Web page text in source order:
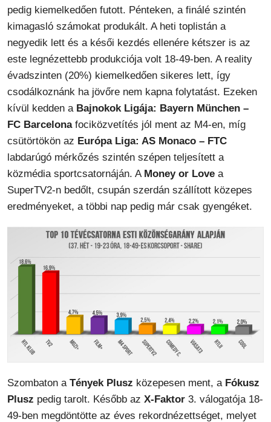
pedig kiemelkedően futott. Pénteken, a finálé szintén
kimagasló számokat produkált. A heti toplistán a
negyedik lett és a késői kezdés ellenére kétszer is az
este legnézettebb produkciója volt 18-49-ben. A reality
évadszinten (20%) kiemelkedően sikeres lett, így
csodálkoznánk ha jövőre nem kapna folytatást. Ezeken
kívül kedden a Bajnokok Ligája: Bayern München –
FC Barcelona fociközvetítés jól ment az M4-en, míg
csütörtökön az Európa Liga: AS Monaco – FTC
labdarúgó mérkőzés szintén szépen teljesített a
közmédia sportcsatornáján. A Money or Love a
SuperTV2-n bedőlt, csupán szerdán szállított közepes
eredményeket, a többi nap pedig már csak gyengéket.
Szombaton a Tények Plusz közepesen ment, a Fókusz
Plusz pedig tarolt. Később az X-Faktor 3. válogatója 18-
49-ben megdöntötte az éves rekordnézettséget, melyet